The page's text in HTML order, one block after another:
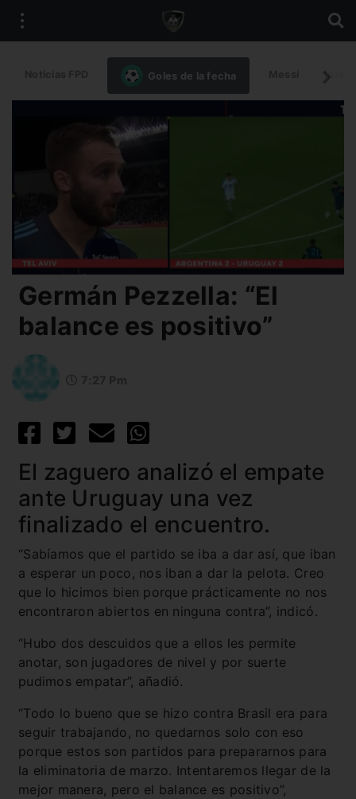
Goles de la fecha
Germán Pezzella: “El
balance es positivo”
El zaguero analizó el empate
ante Uruguay una vez
finalizado el encuentro.
“Sabíamos que el partido se iba a dar así, que iban
a esperar un poco, nos iban a dar la pelota. Creo
que lo hicimos bien porque prácticamente no nos
encontraron abiertos en ninguna contra”, indicó.
“Hubo dos descuidos que a ellos les permite
anotar, son jugadores de nivel y por suerte
pudimos empatar”, añadió.
“Todo lo bueno que se hizo contra Brasil era para
seguir trabajando, no quedarnos solo con eso
porque estos son partidos para prepararnos para
la eliminatoria de marzo. Intentaremos llegar de la
mejor manera, pero el balance es positivo”,